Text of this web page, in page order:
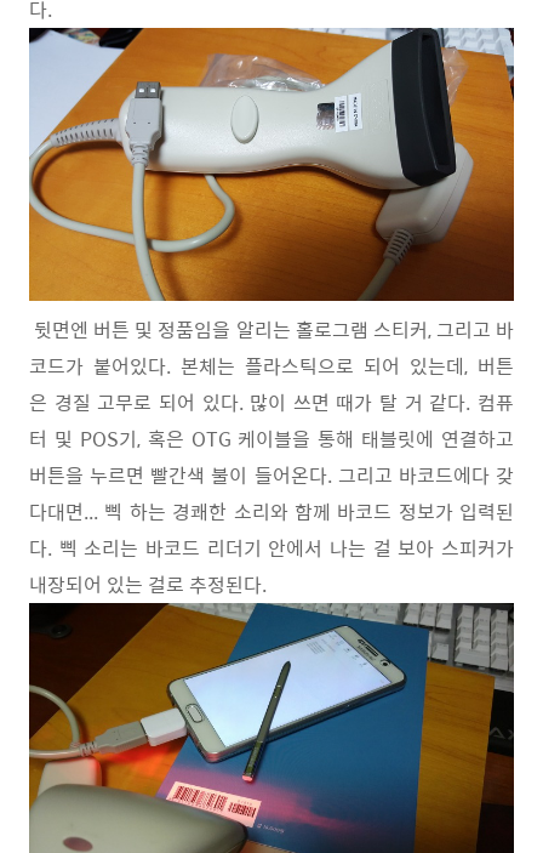
다.
뒷면엔 버튼 및 정품임을 알리는 홀로그램 스티커, 그리고 바
코드가 붙어있다. 본체는 플라스틱으로 되어 있는데, 버튼
은 경질 고무로 되어 있다. 많이 쓰면 때가 탈 거 같다. 컴퓨
터 및 POS기, 혹은 OTG 케이블을 통해 태블릿에 연결하고
버튼을 누르면 빨간색 불이 들어온다. 그리고 바코드에다 갖
다대면... 삑 하는 경쾌한 소리와 함께 바코드 정보가 입력된
다. 삑 소리는 바코드 리더기 안에서 나는 걸 보아 스피커가
내장되어 있는 걸로 추정된다.